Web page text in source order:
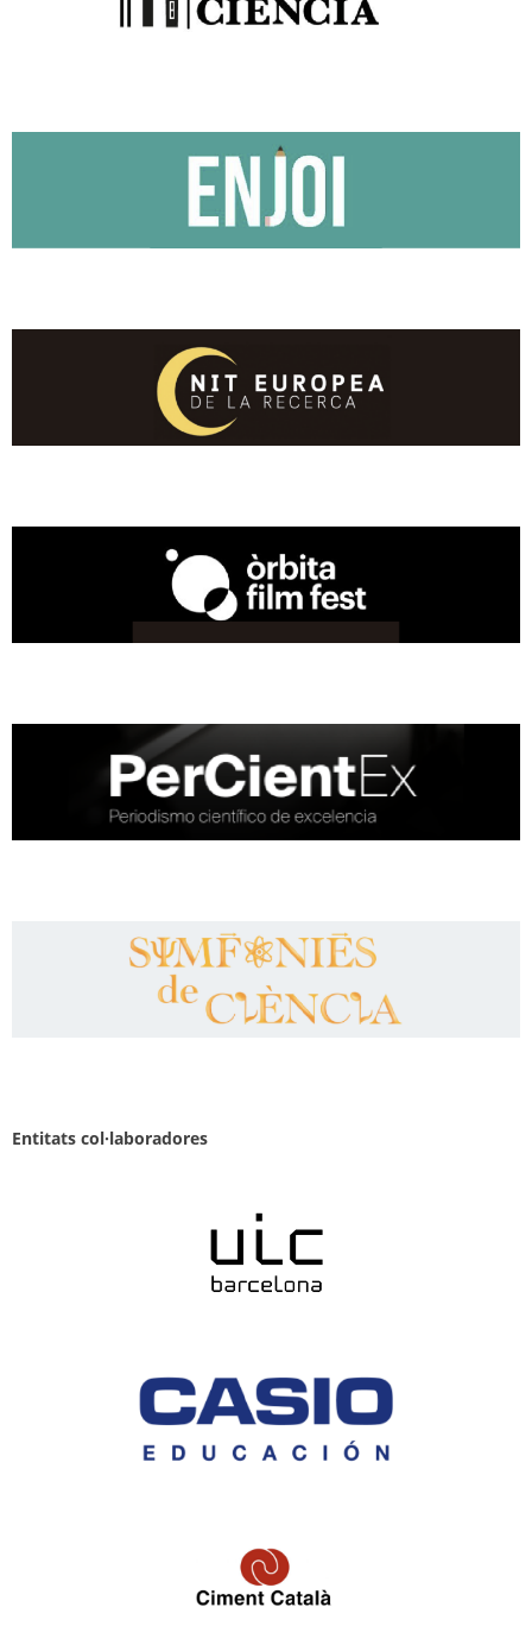
Entitats col·laboradores